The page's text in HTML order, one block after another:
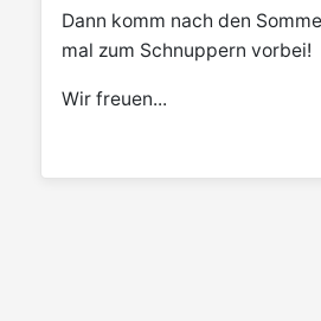
Dann komm nach den
mal zum Schnuppern vorbei!
Wir freuen...